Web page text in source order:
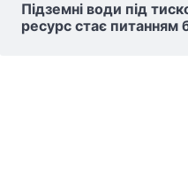
Підземні води під
ресурс стає питанням